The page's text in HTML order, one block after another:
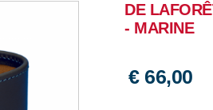
DE
- MARINE
€ 66,00